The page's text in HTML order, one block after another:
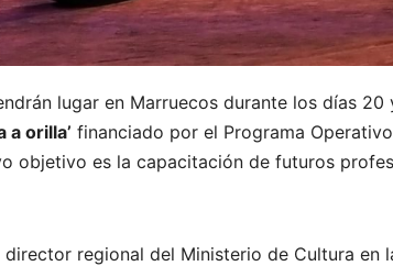
lugar en Marruecos durante los días 20
orilla’ financiado por el Programa
objetivo es la capacitación de futuros
regional del Ministerio de Cultura en